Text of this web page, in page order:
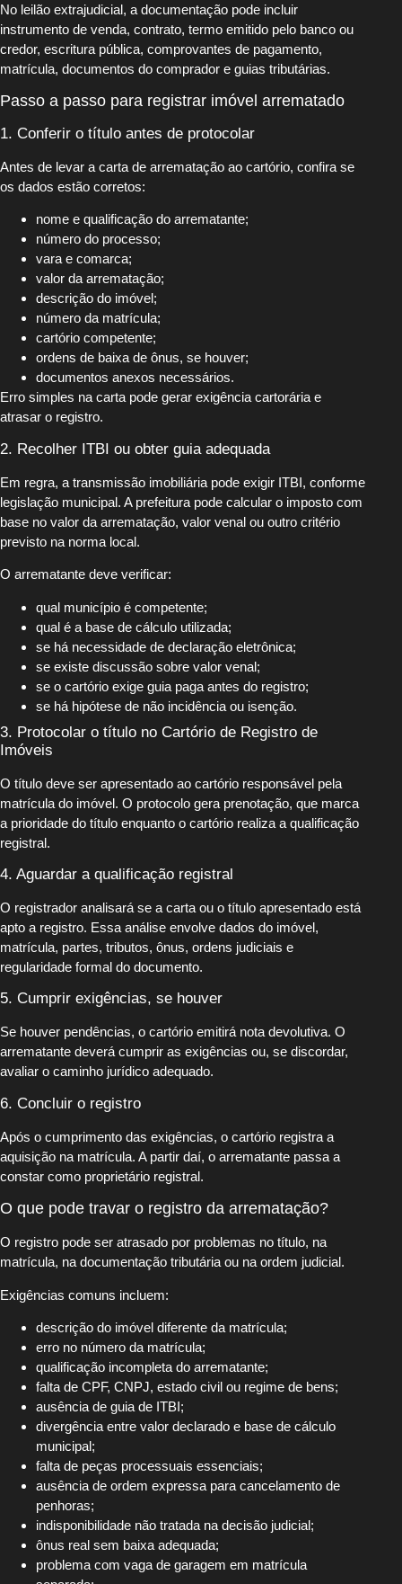
No leilão extrajudicial, a documentação pode incluir
instrumento de venda, contrato, termo emitido pelo banco ou
credor, escritura pública, comprovantes de pagamento,
matrícula, documentos do comprador e guias tributárias.
Passo a passo para registrar imóvel arrematado
1. Conferir o título antes de protocolar
Antes de levar a carta de arrematação ao cartório, confira se
os dados estão corretos:
nome e qualificação do arrematante;
número do processo;
vara e comarca;
valor da arrematação;
descrição do imóvel;
número da matrícula;
cartório competente;
ordens de baixa de ônus, se houver;
documentos anexos necessários.
Erro simples na carta pode gerar exigência cartorária e
atrasar o registro.
2. Recolher ITBI ou obter guia adequada
Em regra, a transmissão imobiliária pode exigir ITBI, conforme
legislação municipal. A prefeitura pode calcular o imposto com
base no valor da arrematação, valor venal ou outro critério
previsto na norma local.
O arrematante deve verificar:
qual município é competente;
qual é a base de cálculo utilizada;
se há necessidade de declaração eletrônica;
se existe discussão sobre valor venal;
se o cartório exige guia paga antes do registro;
se há hipótese de não incidência ou isenção.
3. Protocolar o título no Cartório de Registro de
Imóveis
O título deve ser apresentado ao cartório responsável pela
matrícula do imóvel. O protocolo gera prenotação, que marca
a prioridade do título enquanto o cartório realiza a qualificação
registral.
4. Aguardar a qualificação registral
O registrador analisará se a carta ou o título apresentado está
apto a registro. Essa análise envolve dados do imóvel,
matrícula, partes, tributos, ônus, ordens judiciais e
regularidade formal do documento.
5. Cumprir exigências, se houver
Se houver pendências, o cartório emitirá nota devolutiva. O
arrematante deverá cumprir as exigências ou, se discordar,
avaliar o caminho jurídico adequado.
6. Concluir o registro
Após o cumprimento das exigências, o cartório registra a
aquisição na matrícula. A partir daí, o arrematante passa a
constar como proprietário registral.
O que pode travar o registro da arrematação?
O registro pode ser atrasado por problemas no título, na
matrícula, na documentação tributária ou na ordem judicial.
Exigências comuns incluem:
descrição do imóvel diferente da matrícula;
erro no número da matrícula;
qualificação incompleta do arrematante;
falta de CPF, CNPJ, estado civil ou regime de bens;
ausência de guia de ITBI;
divergência entre valor declarado e base de cálculo
municipal;
falta de peças processuais essenciais;
ausência de ordem expressa para cancelamento de
penhoras;
indisponibilidade não tratada na decisão judicial;
ônus real sem baixa adequada;
problema com vaga de garagem em matrícula